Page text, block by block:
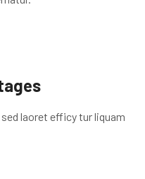
laoret efficy tur liquam